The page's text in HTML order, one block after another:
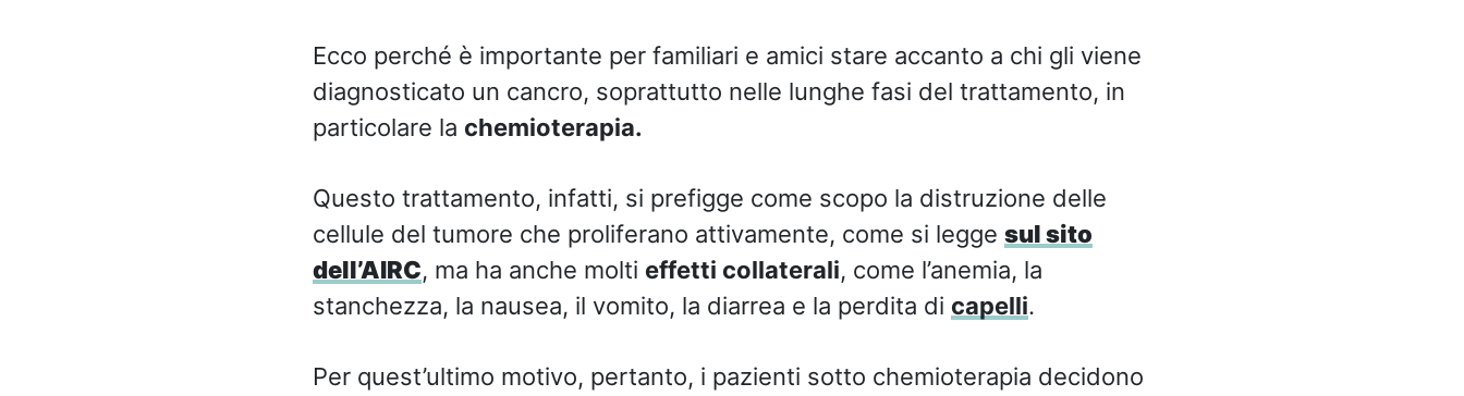
Ecco perché è importante per familiari e amici stare accanto a chi gli viene
diagnosticato un cancro, soprattutto nelle lunghe fasi del trattamento, in
particolare la chemioterapia.
Questo trattamento, infatti, si prefigge come scopo la distruzione delle
cellule del tumore che proliferano attivamente, come si legge sul sito
dell’AIRC, ma ha anche molti effetti collaterali, come l’anemia, la
stanchezza, la nausea, il vomito, la diarrea e la perdita di capelli.
Per quest’ultimo motivo, pertanto, i pazienti sotto chemioterapia decidono